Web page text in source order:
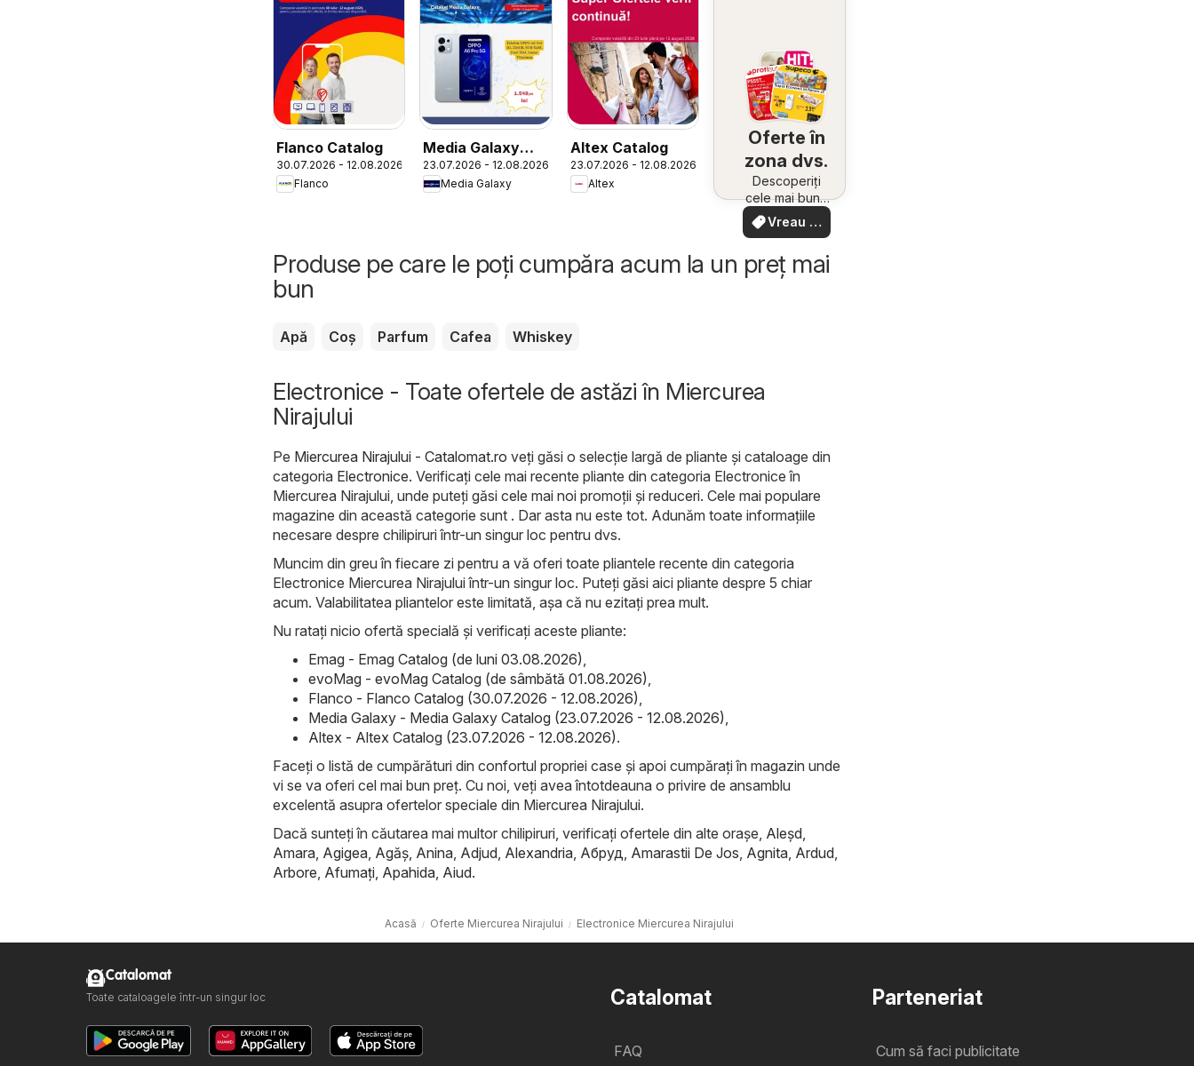
Flanco Catalog
30.07.2026 - 12.08.2026
Flanco
Media Galaxy
Catalog
23.07.2026 - 12.08.2026
Media Galaxy
Altex Catalog
23.07.2026 - 12.08.2026
Altex
Oferte în
zona dvs.
Descoperiți
cele mai bune
oferte din
apropiere –
Vreau să
văd
Produse pe care le poți cumpăra acum la un preț mai
bun
Apă Coș Parfum Cafea Whiskey
Electronice - Toate ofertele de astăzi în Miercurea
Nirajului
Pe Miercurea Nirajului - Catalomat.ro veți găsi o selecție largă de pliante și cataloage din
categoria Electronice. Verificați cele mai recente pliante din categoria Electronice în
Miercurea Nirajului, unde puteți găsi cele mai noi promoții și reduceri. Cele mai populare
magazine din această categorie sunt . Dar asta nu este tot. Adunăm toate informațiile
necesare despre chilipiruri într-un singur loc pentru dvs.
Muncim din greu în fiecare zi pentru a vă oferi toate pliantele recente din categoria
Electronice Miercurea Nirajului într-un singur loc. Puteți găsi aici pliante despre 5 chiar
acum. Valabilitatea pliantelor este limitată, așa că nu ezitați prea mult.
Nu ratați nicio ofertă specială și verificați aceste pliante:
Emag - Emag Catalog (de luni 03.08.2026)
evoMag - evoMag Catalog (de sâmbătă 01.08.2026)
Flanco - Flanco Catalog (30.07.2026 - 12.08.2026)
Media Galaxy - Media Galaxy Catalog (23.07.2026 - 12.08.2026)
Altex - Altex Catalog (23.07.2026 - 12.08.2026).
Faceți o listă de cumpărături din confortul propriei case și apoi cumpărați în magazin unde
vi se va oferi cel mai bun preț. Cu noi, veți avea întotdeauna o privire de ansamblu
excelentă asupra ofertelor speciale din Miercurea Nirajului.
Dacă sunteți în căutarea mai multor chilipiruri, verificați ofertele din alte orașe, Aleşd
Amara Agigea Agăş Anina Adjud Alexandria Абруд Amarastii De Jos Agnita Ardud
Arbore Afumaţi Apahida Aiud.
Acasă Oferte Miercurea Nirajului Electronice Miercurea Nirajului
Catalomat
FAQ
Parteneriat
Cum să faci publicitate
Catalomat
Toate cataloagele într-un singur loc